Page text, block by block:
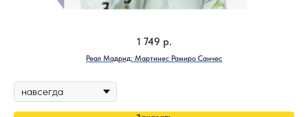
Реал Мадрид: Мартинес Рамиро Санчес
1 749 р.